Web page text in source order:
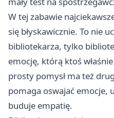
W tej zabawie
się błyskawicznie. To nie
bibliotekarza, tylko
emocję, którą ktoś
prosty pomysł ma też
pomaga oswajać emocje,
buduje empatię.